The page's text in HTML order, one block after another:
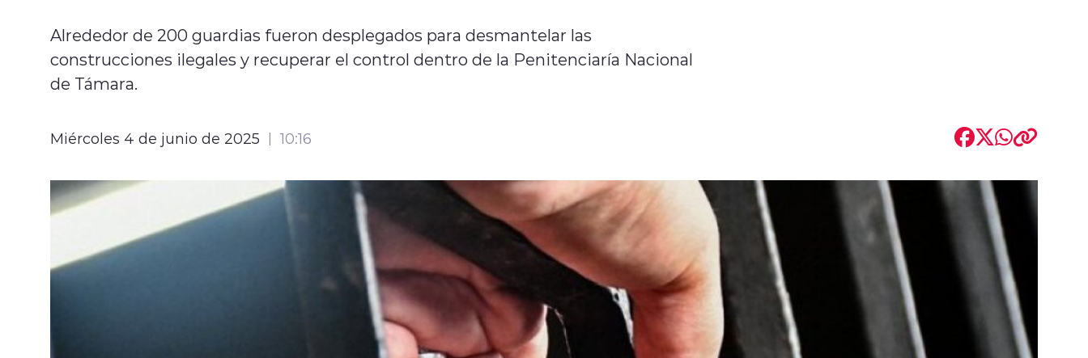
Alrededor de 200 guardias fueron desplegados para desmantelar las
construcciones ilegales y recuperar el control dentro de la Penitenciaría Nacional
de Támara.
Miércoles 4 de junio de 2025 10:16